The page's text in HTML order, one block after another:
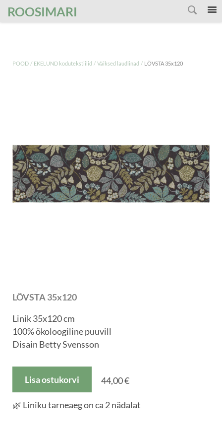
ROOSIMARI
POOD / EKELUND kodutekstiilid / Väiksed laudlinad / LÖVSTA 35x120
LÖVSTA 35x120
Linik 35x120 cm
100% ökoloogiline puuvill
Disain Betty Svensson
Lisa ostukorvi 44,00 €
🌿 Liniku tarneaeg on ca 2 nädalat